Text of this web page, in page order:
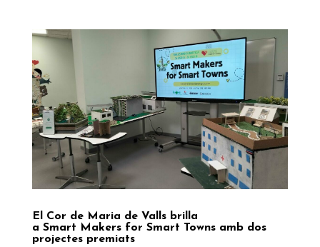
El Cor de Maria de Valls brilla
a Smart Makers for Smart Towns amb dos
projectes premiats